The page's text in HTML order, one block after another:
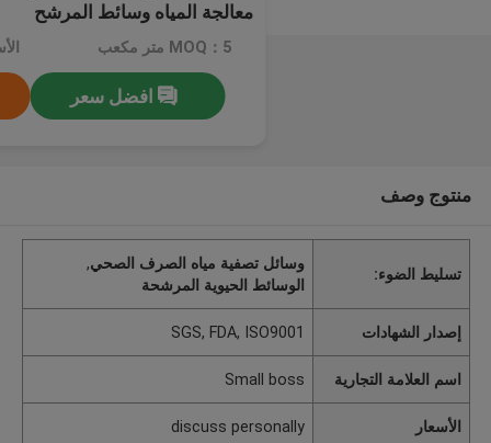
معالجة المياه وسائط المرشح
MOQ：5 متر مكعب
افضل سعر
منتوج وصف
تسليط الضوء:
وسائل تصفية مياه الصرف الصحي,
الوسائط الحيوية المرشحة
إصدار الشهادات SGS, FDA, ISO9001
اسم العلامة التجارية Small boss
الأسعار discuss personally